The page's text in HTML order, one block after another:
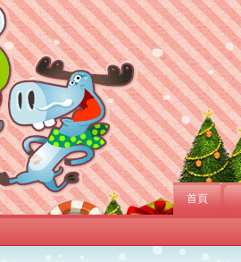
首頁